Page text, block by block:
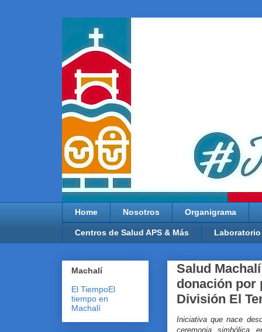
Home Nosotros Organigrama
Centros de Salud APS & Más Laboratorio
Salud
donación por
División El
Iniciativa que nace
ceremonia simbólica
Machalí
El TiempoEl
tiempo en
Machalí